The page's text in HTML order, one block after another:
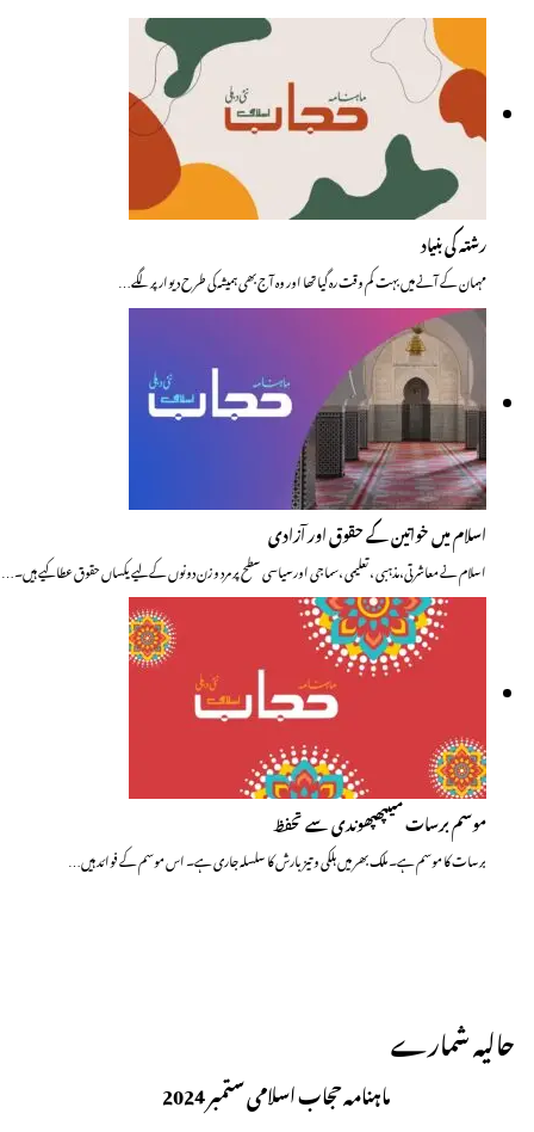
رشتہ کی بنیاد
مہمان کے آنے میں بہت کم وقت رہ گیا تھا اور وہ آج بھی ہمیشہ کی طرح دیوار پر لگے…
اسلام میں خواتین کے حقوق اور آزادی
اسلام نے معاشرتی،مذہبی ، تعلیمی ،سماجی اورسیاسی سطح پر مرد و زن دونوں کے لیے یکساں حقوق عطا کیے ہیں۔…
موسم برسات میںپھپھوندی سے تحفظ
برسات کا موسم ہے۔ ملک بھر میں ہلکی و تیز بارش کا سلسلہ جاری ہے۔ اس موسم کے فوائد ہیں…
حالیہ شمارے
ماہنامہ حجاب اسلامی ستمبر 2024